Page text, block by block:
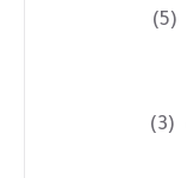
(5)
(3)